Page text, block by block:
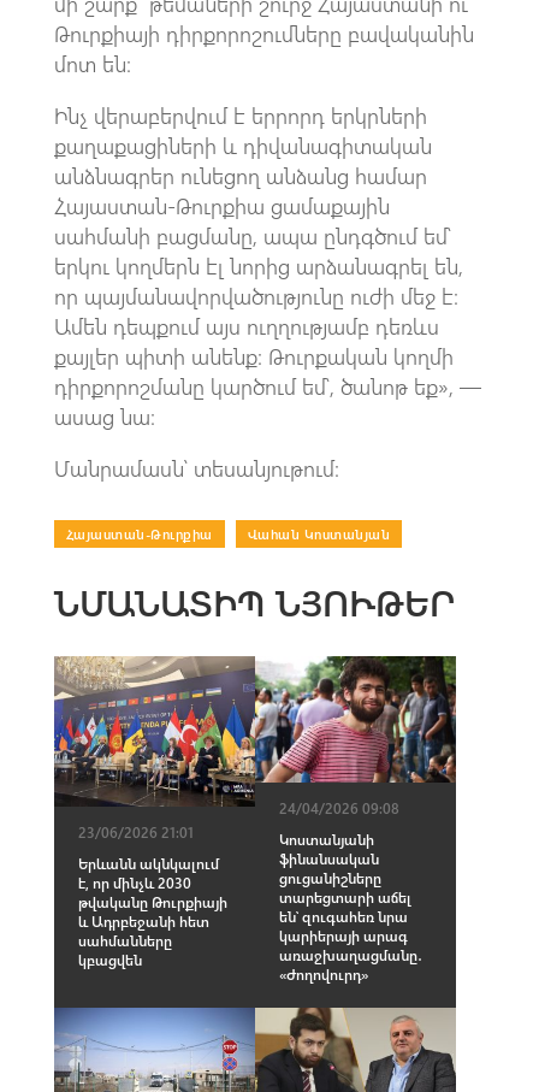
Թուրքիայի դիրքորոշումները բավականին
մոտ են։
Ինչ վերաբերվում է երրորդ երկրների
քաղաքացիների և դիվանագիտական
անձնագրեր ունեցող անձանց համար
Հայաստան-Թուրքիա ցամաքային
սահմանի բացմանը, ապա ընդգծում եմ՝
երկու կողմերն էլ նորից արձանագրել են,
որ պայմանավորվածությունը ուժի մեջ է։
Ամեն դեպքում այս ուղղությամբ դեռևս
քայլեր պիտի անենք։ Թուրքական կողմի
դիրքորոշմանը կարծում եմ՝, ծանոթ եք», —
ասաց նա։
Մանրամասն՝ տեսանյութում։
Հայաստան-Թուրքիա Վահան Կոստանյան
ՆՄԱՆԱՏԻՊ ՆՅՈՒԹԵՐ
23/06/2026 21:01
Երևանն ակնկալում
է, որ մինչև 2030
թվականը Թուրքիայի
և Ադրբեջանի հետ
սահմանները
կբացվեն
24/04/2026 09:08
Կոստանյանի
ֆինանսական
ցուցանիշները
տարեցտարի աճել
են՝ զուգահեռ նրա
կարիերայի արագ
առաջխաղացմանը․
«Ժողովուրդ»